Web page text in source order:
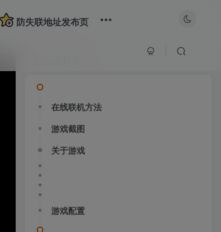
防失联地址发布页
在线联机方法
游戏截图
关于游戏
游戏配置